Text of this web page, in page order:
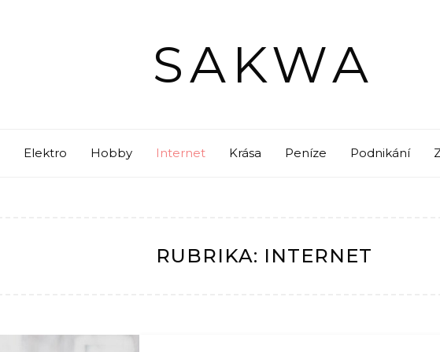
SAKWA
Elektro Hobby Internet Krása Peníze Podnikání
RUBRIKA: INTERNET